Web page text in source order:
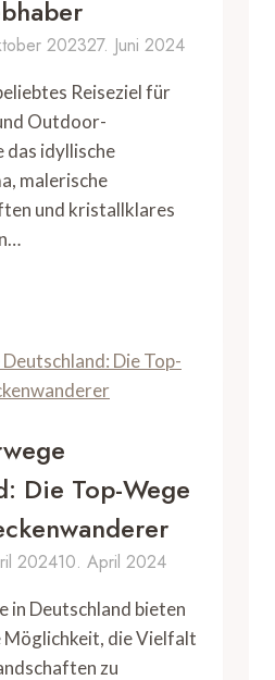
202327. Juni 2024
Reiseziel für
Outdoor-
das idyllische
malerische
und kristallklares
Die Top-Wege
202410. April 2024
in Deutschland bieten
Möglichkeit, die Vielfalt
zu